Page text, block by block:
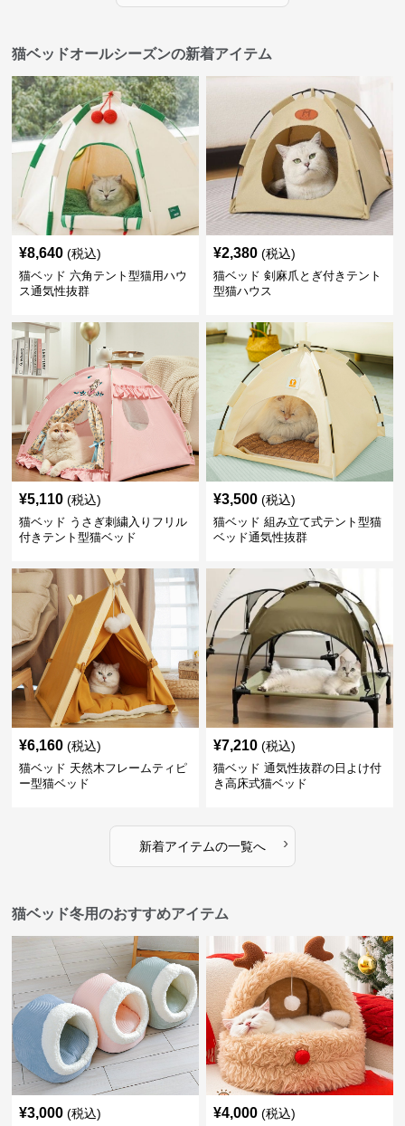
猫ベッドオールシーズンの新着アイテム
¥8,640 (税込)
猫ベッド 六角テント型猫用ハウ
ス通気性抜群
¥2,380 (税込)
猫ベッド 剣麻爪とぎ付きテント
型猫ハウス
¥5,110 (税込)
猫ベッド うさぎ刺繍入りフリル
付きテント型猫ベッド
¥3,500 (税込)
猫ベッド 組み立て式テント型猫
ベッド通気性抜群
¥6,160 (税込)
猫ベッド 天然木フレームティピ
ー型猫ベッド
¥7,210 (税込)
猫ベッド 通気性抜群の日よけ付
き高床式猫ベッド
新着アイテムの一覧へ ›
猫ベッド冬用のおすすめアイテム
¥3,000 (税込) ¥4,000 (税込)